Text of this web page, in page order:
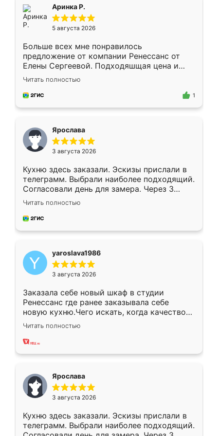
Аринка Р.
5 августа 2026
Больше всех мне понравилось
предложение от компании Ренессанс от
Елены Сергеевой. Подходяшщая цена и
короткие сроки изготовления. Приехавший
для замера сотрудник Владислав
предложил по моему эскизу самый
Читать полностью
1
Ярослава
3 августа 2026
Кухню здесь заказали. Эскизы прислали в
телеграмм. Выбрали наиболее подходящий.
Согласовали день для замера. Через 3
недели кухня была уже готова. Остались
довольны работой. Спасибо Ренессанс
мебель за качественную работу!
Читать полностью
yaroslava1986
3 августа 2026
Заказала себе новый шкаф в студии
Ренессанс где ранее заказывала себе
новую кухню.Чего искать, когда качеством
вполне довольна. Служит кухня уже почти
два года, нареканий нет.
Читать полностью
Ярослава
3 августа 2026
Кухню здесь заказали. Эскизы прислали в
телеграмм. Выбрали наиболее подходящий.